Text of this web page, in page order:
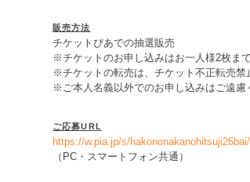
販売方法
チケットぴあでの抽選販売
※チケットのお申し込みはお一人様2枚ま
※チケットの転売は、チケット不正転売禁
※ご本人名義以外でのお申し込みはご遠慮
ご応募URL
https://w.pia.jp/s/hakononakanohitsuji26bai/
（PC・スマートフォン共通）